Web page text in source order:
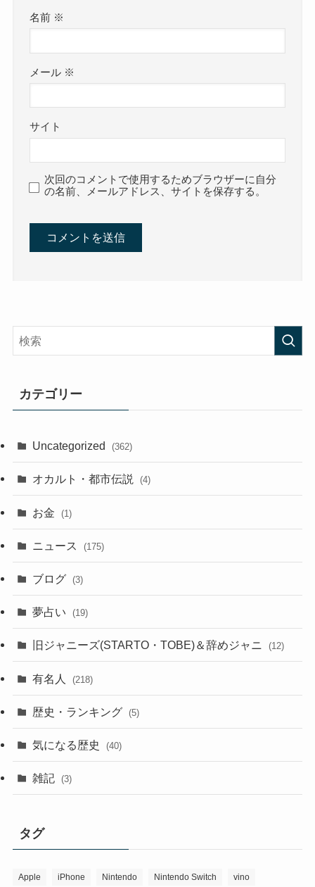
名前 ※
メール ※
サイト
次回のコメントで使用するためブラウザーに自分
の名前、メールアドレス、サイトを保存する。
カテゴリー
Uncategorized (362)
オカルト・都市伝説 (4)
お金 (1)
ニュース (175)
ブログ (3)
夢占い (19)
旧ジャニーズ(STARTO・TOBE)＆辞めジャニ (12)
有名人 (218)
歴史・ランキング (5)
気になる歴史 (40)
雑記 (3)
タグ
Apple iPhone Nintendo Nintendo Switch vino